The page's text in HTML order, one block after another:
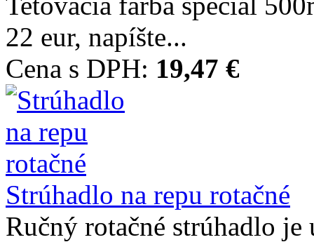
22 eur, napíšte...
Cena s DPH: 19,47 €
Strúhadlo na repu rotačné
Ručný rotačné strúhadlo